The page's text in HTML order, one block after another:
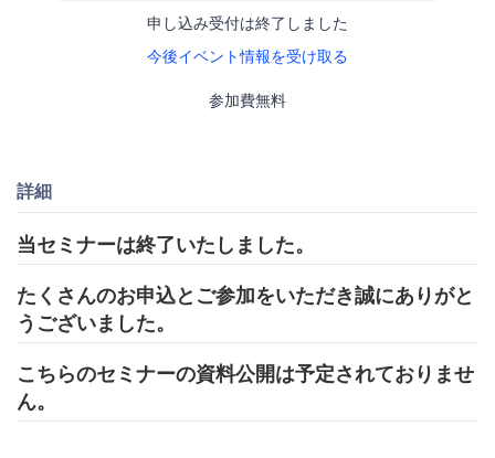
申し込み受付は終了しました
今後イベント情報を受け取る
参加費無料
詳細
当セミナーは終了いたしました。
たくさんのお申込とご参加をいただき誠にありがと
うございました。
こちらのセミナーの資料公開は予定されておりませ
ん。